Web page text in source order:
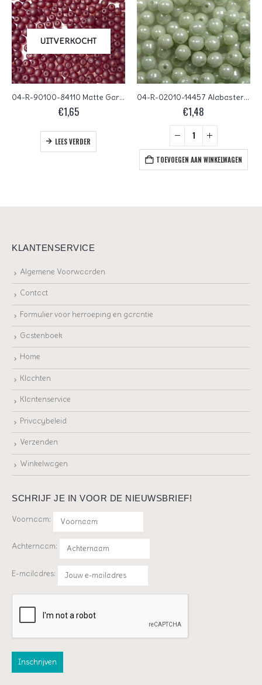
UITVERKOCHT
04-R-90100-84110 Matte Garnet round 4 mm. 100 Pc.
€1,65
LEES VERDER
04-R-02010-14457 Alabaster Light Green (Mint) Luster round 4 mm. 100 pc.
€1,48
TOEVOEGEN AAN WINKELWAGEN
KLANTENSERVICE
Algemene Voorwaarden
Contact
Formulier voor herroeping en garantie
Gastenboek
Home
Klachten
Klantenservice
Privacybeleid
Verzenden
Winkelwagen
SCHRIJF JE IN VOOR DE NIEUWSBRIEF!
Voornaam:
Achternaam:
E-mailadres: